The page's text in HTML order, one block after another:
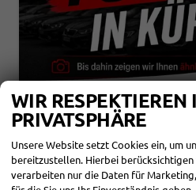
unverbindliche Lieferzeit:31.08.2026
WIR RESPEKTIEREN
PRIVATSPHÄRE
Unsere Website setzt Cookies ein, um
bereitzustellen. Hierbei
verarbeiten nur die Daten für